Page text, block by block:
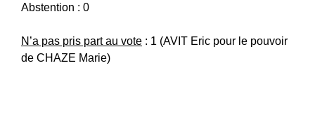
Abstention : 0
N’a pas pris part au vote : 1 (AVIT Eric pour le pouvoir
de CHAZE Marie)